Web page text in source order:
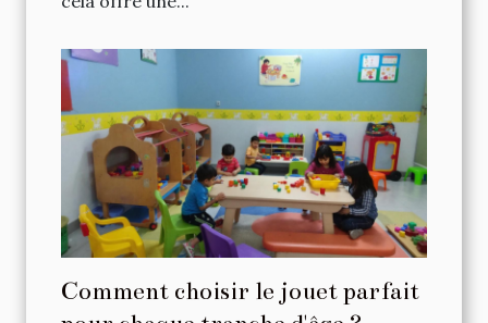
Comment choisir le jouet parfait